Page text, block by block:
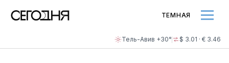
Тель-Авив +30° $ 3.01 · € 3.46
ТЕМНАЯ